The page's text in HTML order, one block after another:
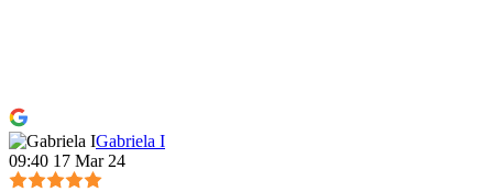
Gabriela I
09:40 17 Mar 24